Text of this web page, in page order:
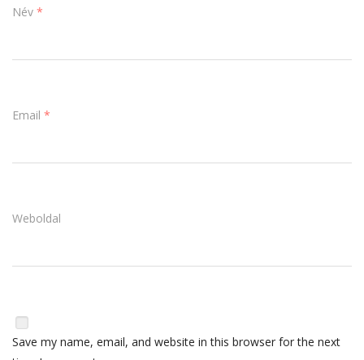
Név *
Email *
Weboldal
Save my name, email, and website in this browser for the next